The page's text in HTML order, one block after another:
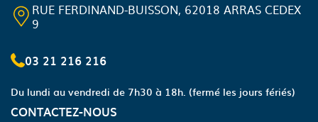
RUE FERDINAND-BUISSON, 62018 ARRAS CEDEX
9
03 21 216 216
Du lundi au vendredi de 7h30 à 18h. (fermé les jours fériés)
CONTACTEZ-NOUS